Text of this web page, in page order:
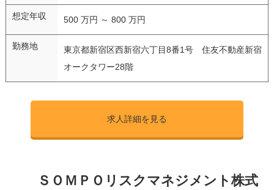
想定年収 500 万円 ～ 800 万円
勤務地
東京都新宿区西新宿六丁目8番1号 住友不動産新宿
オークタワー28階
求人詳細を見る
ＳＯＭＰＯリスクマネジメント株式